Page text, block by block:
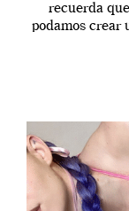
recuerda
podamos crear
que los